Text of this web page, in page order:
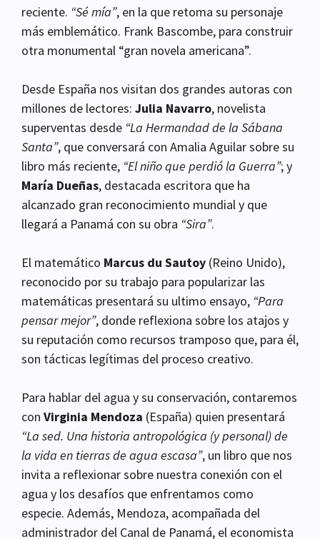
reciente. “Sé mía”, en la que retoma su personaje
más emblemático. Frank Bascombe, para construir
otra monumental “gran novela americana”.
Desde España nos visitan dos grandes autoras con
millones de lectores: Julia Navarro, novelista
superventas desde “La Hermandad de la Sábana
Santa”, que conversará con Amalia Aguilar sobre su
libro más reciente, “El niño que perdió la Guerra”; y
María Dueñas, destacada escritora que ha
alcanzado gran reconocimiento mundial y que
llegará a Panamá con su obra “Sira”.
El matemático Marcus du Sautoy (Reino Unido),
reconocido por su trabajo para popularizar las
matemáticas presentará su ultimo ensayo, “Para
pensar mejor”, donde reflexiona sobre los atajos y
su reputación como recursos tramposo que, para él,
son tácticas legítimas del proceso creativo.
Para hablar del agua y su conservación, contaremos
con Virginia Mendoza (España) quien presentará
“La sed. Una historia antropológica (y personal) de
la vida en tierras de agua escasa”, un libro que nos
invita a reflexionar sobre nuestra conexión con el
agua y los desafíos que enfrentamos como
especie. Además, Mendoza, acompañada del
administrador del Canal de Panamá, el economista